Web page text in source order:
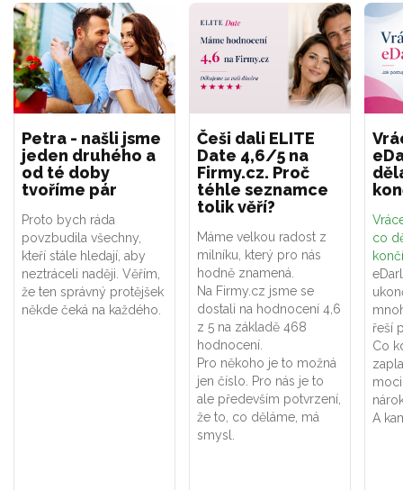
Petra - našli jsme
jeden druhého a
od té doby
tvoříme pár
Proto bych ráda
povzbudila všechny,
kteří stále hledají, aby
neztráceli naději. Věřím,
že ten správný protějšek
někde čeká na každého.
Češi dali ELITE
Date 4,6/5 na
Firmy.cz. Proč
téhle seznamce
tolik věří?
Máme velkou radost z
milníku, který pro nás
hodně znamená.
Na Firmy.cz jsme se
dostali na hodnocení 4,6
z 5 na základě 468
hodnocení.
Pro někoho je to možná
jen číslo. Pro nás je to
ale především potvrzení,
že to, co děláme, má
smysl.
co
řeší
Co
A